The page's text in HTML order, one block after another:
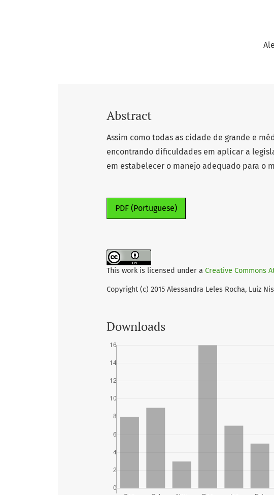
Abstract
Assim como todas as cidade de grande e
encontrando dificuldades em aplicar a
em estabelecer o manejo adequado para o
PDF (Portuguese)
This work is licensed under a Creative Commons
Copyright (c) 2015 Alessandra Leles Rocha, Luiz
Downloads